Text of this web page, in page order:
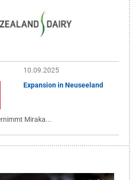
10.09.2025
Expansion in Neuseeland
Miraka...